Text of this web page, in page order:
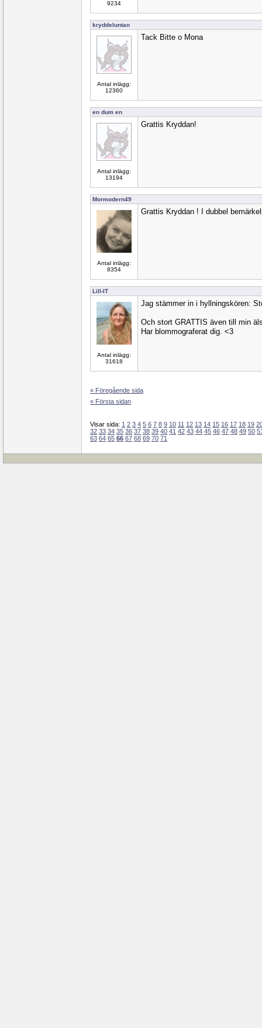
9234
kryddeluntan
Antal inlägg:
12360
Tack Bitte o Mona
en dum en
Antal inlägg:
13194
Grattis Kryddan!
Mormodern49
Antal inlägg:
8354
Grattis Kryddan ! I dubbel
Lill-IT
Antal inlägg:
31618
Jag stämmer in i hyllningskören:
Och stort GRATTIS även till min
Har blommograferat dig. <3
« Föregående sida
« Första sidan
Visar sida: 1 2 3 4 5 6 7 8 9 10 11 12 13 14 15 16 17 18 19
32 33 34 35 36 37 38 39 40 41 42 43 44 45 46 47 48 49 50
63 64 65 66 67 68 69 70 71